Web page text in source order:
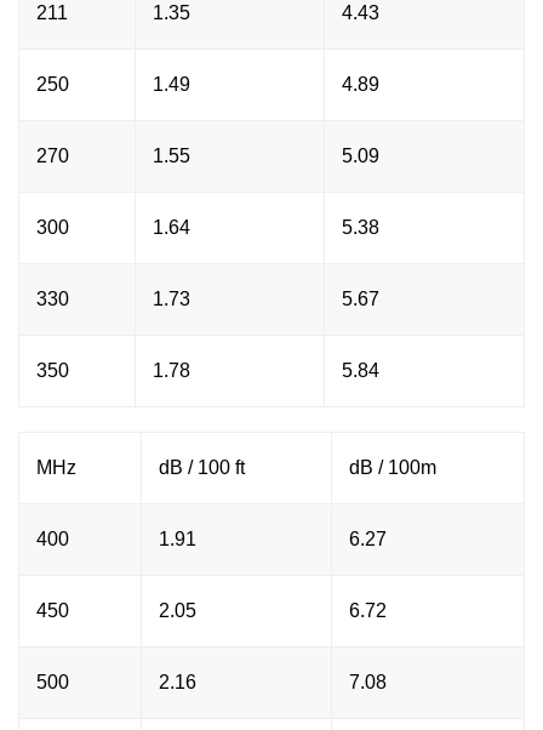
211 1.35 4.43
250 1.49 4.89
270 1.55 5.09
300 1.64 5.38
330 1.73 5.67
350 1.78 5.84
MHz dB / 100 ft dB / 100m
400 1.91 6.27
450 2.05 6.72
500 2.16 7.08